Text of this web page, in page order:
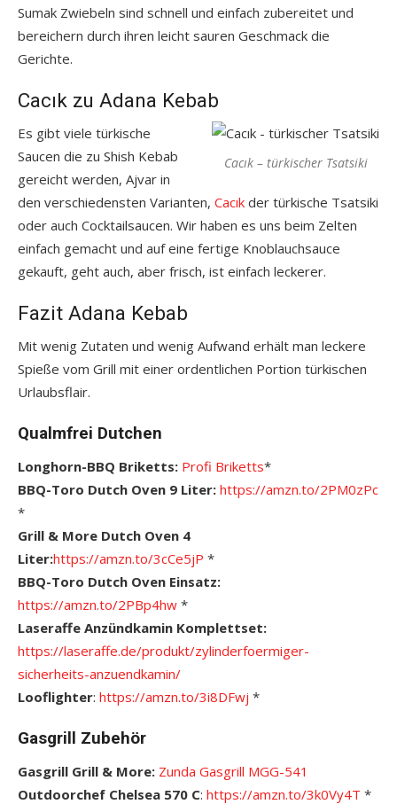
Sumak Zwiebeln sind schnell und einfach zubereitet und
bereichern durch ihren leicht sauren Geschmack die
Gerichte.
Cacık zu Adana Kebab
Cacık – türkischer Tsatsiki
Es gibt viele türkische
Saucen die zu Shish Kebab
gereicht werden, Ajvar in
den verschiedensten Varianten, Cacık der türkische Tsatsiki
oder auch Cocktailsaucen. Wir haben es uns beim Zelten
einfach gemacht und auf eine fertige Knoblauchsauce
gekauft, geht auch, aber frisch, ist einfach leckerer.
Fazit Adana Kebab
Mit wenig Zutaten und wenig Aufwand erhält man leckere
Spieße vom Grill mit einer ordentlichen Portion türkischen
Urlaubsflair.
Qualmfrei Dutchen
Longhorn-BBQ Briketts: Profi Briketts*
BBQ-Toro Dutch Oven 9 Liter: https://amzn.to/2PM0zPc
*
Grill & More Dutch Oven 4
Liter:https://amzn.to/3cCe5jP *
BBQ-Toro Dutch Oven Einsatz:
https://amzn.to/2PBp4hw *
Laseraffe Anzündkamin Komplettset:
https://laseraffe.de/produkt/zylinderfoermiger-
sicherheits-anzuendkamin/
Looflighter: https://amzn.to/3i8DFwj *
Gasgrill Zubehör
Gasgrill Grill & More: Zunda Gasgrill MGG-541
Outdoorchef Chelsea 570 C: https://amzn.to/3k0Vy4T *